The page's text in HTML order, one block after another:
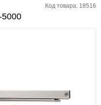
Код товара: 18516